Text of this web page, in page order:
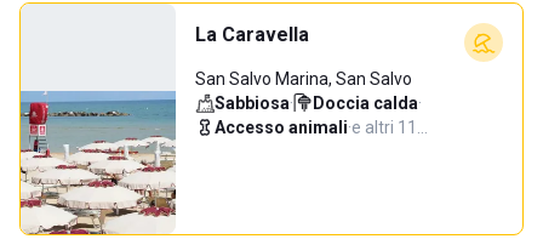
La Caravella
San Salvo Marina, San Salvo
Sabbiosa· Doccia calda·
Accesso animali·e altri 11…